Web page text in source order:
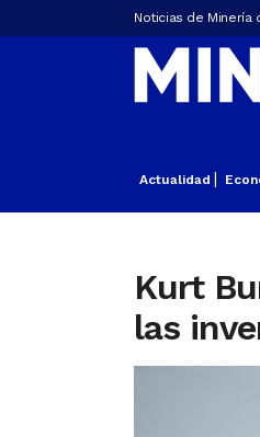
Noticias de Minería
Actualidad
Kurt
las